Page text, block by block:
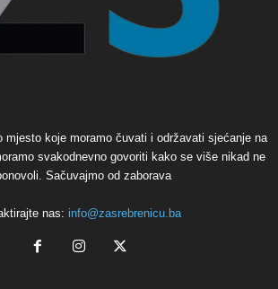
mjesto koje moramo čuvati i održavati sjećanje na
svakodnevno govoriti kako se više nikad ne
Sačuvajmo od zaborava
nas: info@zasrebrenicu.ba